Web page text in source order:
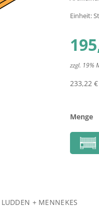
Einheit:
zzgl. 19%
233,22 €
Menge
+ MENNEKES